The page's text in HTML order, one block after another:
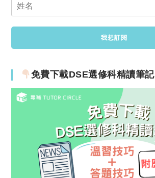
免費下載DSE選修科精讀筆記